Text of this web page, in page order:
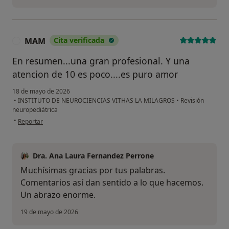
MAM Cita verificada
En resumen...una gran profesional. Y una
atencion de 10 es poco....es puro amor
18 de mayo de 2026
• INSTITUTO DE NEUROCIENCIAS VITHAS LA MILAGROS • Revisión
neuropediátrica
• en opinión del usuario MAM
Reportar
Dra. Ana Laura Fernandez Perrone
Muchísimas gracias por tus palabras.
Comentarios así dan sentido a lo que hacemos.
Un abrazo enorme.
19 de mayo de 2026